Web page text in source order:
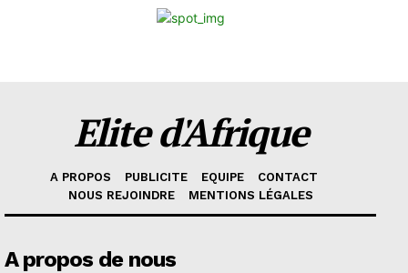
Elite d'Afrique
A PROPOS PUBLICITE EQUIPE
CONTACT
NOUS REJOINDRE
MENTIONS LÉGALES
A propos de nous